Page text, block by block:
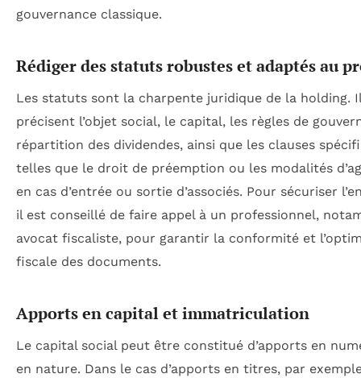
gouvernance classique.
Rédiger des statuts robustes et adaptés au
Les statuts sont la charpente juridique de la holding.
précisent l’objet social, le capital, les règles de
répartition des dividendes, ainsi que les clauses
telles que le droit de préemption ou les modalités
en cas d’entrée ou sortie d’associés. Pour sécuriser
il est conseillé de faire appel à un professionnel,
avocat fiscaliste, pour garantir la conformité et
fiscale des documents.
Apports en capital et immatriculation
Le capital social peut être constitué d’apports en
en nature. Dans le cas d’apports en titres, par